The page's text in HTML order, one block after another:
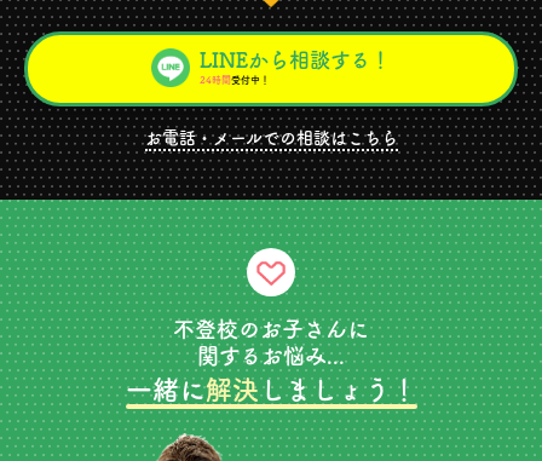
LINEから相談する！
24時間受付中！
お電話・メールでの相談はこちら
不登校のお子さんに
関するお悩み...
一緒に解決しましょう！